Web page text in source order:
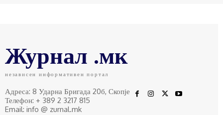
Журнал .мк
независен информативен портал
Адреса: 8 Ударна Бригада 20б, Скопје
Телефон: + 389 2 3217 815
Email: info @ zurnal.mk